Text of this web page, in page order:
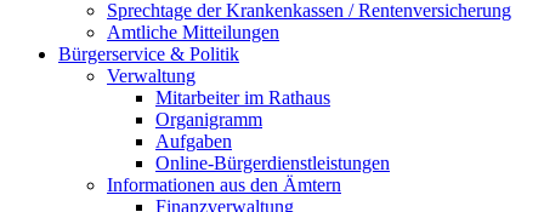
Sprechtage der Krankenkassen / Rentenversicherung
Amtliche Mitteilungen
Bürgerservice & Politik
Verwaltung
Mitarbeiter im Rathaus
Organigramm
Aufgaben
Online-Bürgerdienstleistungen
Informationen aus den Ämtern
Finanzverwaltung